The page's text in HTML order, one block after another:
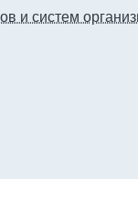
и систем